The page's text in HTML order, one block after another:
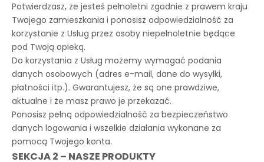
Potwierdzasz, że jesteś pełnoletni zgodnie z prawem kraju
Twojego zamieszkania i ponosisz odpowiedzialność za
korzystanie z Usług przez osoby niepełnoletnie będące
pod Twoją opieką.
Do korzystania z Usług możemy wymagać podania
danych osobowych (adres e-mail, dane do wysyłki,
płatności itp.). Gwarantujesz, że są one prawdziwe,
aktualne i że masz prawo je przekazać.
Ponosisz pełną odpowiedzialność za bezpieczeństwo
danych logowania i wszelkie działania wykonane za
pomocą Twojego konta.
SEKCJA 2 – NASZE PRODUKTY